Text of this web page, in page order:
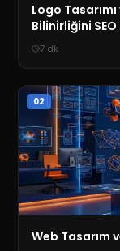
Logo
Bilinirliğini
7 dk
02
Web Tasarım